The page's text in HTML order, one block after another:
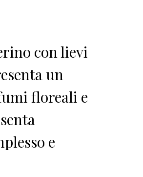
con lievi
un
floreali e
e